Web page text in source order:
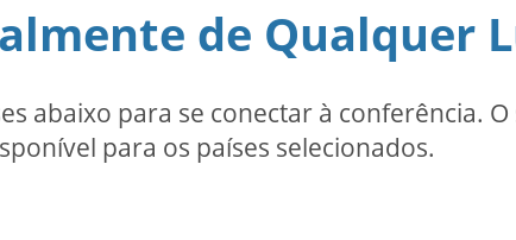
de Qualquer
abaixo para se conectar à conferência.
para os países selecionados.